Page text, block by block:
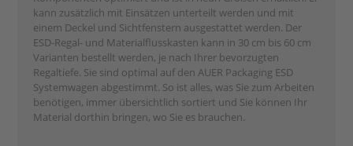
kann zusätzlich mit Einsätzen unterteilt werden und mit
einem Deckel und Sichtfenstern ausgestattet werden. Der
ESD-Regal- und Materialflusskasten kann in 30 cm bis 60 cm
Varianten bestellt werden, je nach Ihrer bevorzugten
Regaltiefe. Sie sind optimal auf den AUER Packaging ESD
Systemwagen abgestimmt. So ist alles, was Sie zum Arbeiten
benötigen, immer übersichtlich sortiert und Sie können Ihr
Material dorthin bringen, wo Sie es brauchen.